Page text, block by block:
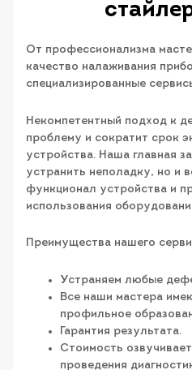
От профессионализма
качество налаживания
специализированные
Некомпетентный подход к
проблему и сократит срок
устройства. Наша главная
устранить неполадку, но и
функционал устройства и
использования
Преимущества нашего
Устраняем любые
Все наши мастера
профильное
Гарантия результата.
Стоимость
проведения